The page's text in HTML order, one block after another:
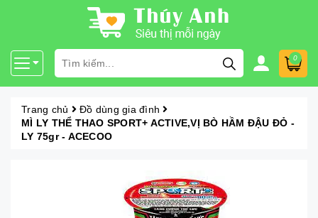
0
Trang chủ
Đồ dùng gia đình
MÌ LY THỂ THAO SPORT+ ACTIVE,VỊ BÒ HẦM ĐẬU ĐỎ -
LY 75gr - ACECOO